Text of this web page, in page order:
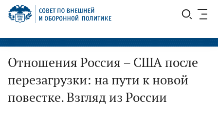
Перейти
СВОП
Отношения Россия – США после
перезагрузки: на пути к новой
повестке. Взгляд из России